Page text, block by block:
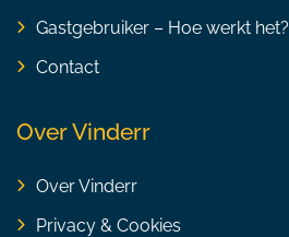
Gastgebruiker – Hoe werkt het?
Contact
Over Vinderr
Over Vinderr
Privacy & Cookies